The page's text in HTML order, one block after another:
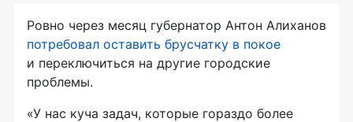
Ровно через месяц губернатор Антон Алиханов
потребовал оставить брусчатку в покое
и переключиться на другие городские
проблемы.
«У нас куча задач, которые гораздо более